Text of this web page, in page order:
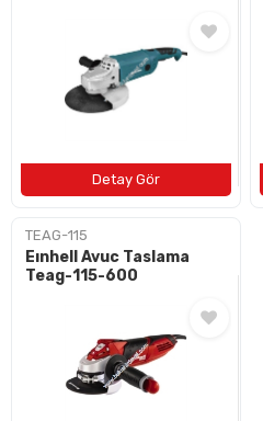
TEAG-115
Eınhell Avuc Taslama
Teag-115-600